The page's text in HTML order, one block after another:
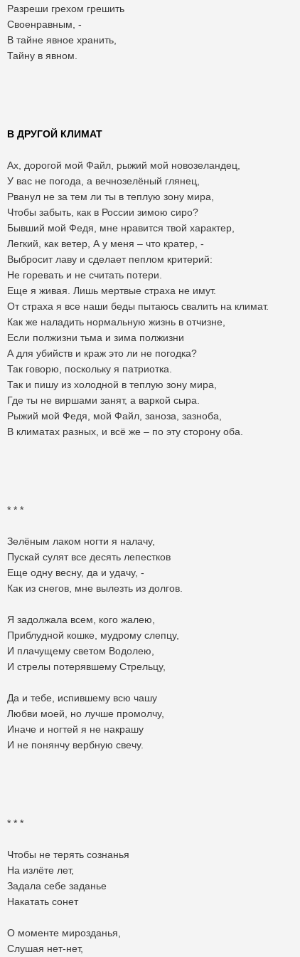
Разреши грехом грешить
Своенравным, -
В тайне явное хранить,
Тайну в явном.
В ДРУГОЙ КЛИМАТ
Ах, дорогой мой Файл, рыжий мой новозеландец,
У вас не погода, а вечнозелёный глянец,
Рванул не за тем ли ты в теплую зону мира,
Чтобы забыть, как в России зимою сиро?
Бывший мой Федя, мне нравится твой характер,
Легкий, как ветер, А у меня – что кратер, -
Выбросит лаву и сделает пеплом критерий:
Не горевать и не считать потери.
Еще я живая. Лишь мертвые страха не имут.
От страха я все наши беды пытаюсь свалить на климат.
Как же наладить нормальную жизнь в отчизне,
Если полжизни тьма и зима полжизни
А для убийств и краж это ли не погодка?
Так говорю, поскольку я патриотка.
Так и пишу из холодной в теплую зону мира,
Где ты не виршами занят, а варкой сыра.
Рыжий мой Федя, мой Файл, заноза, зазноба,
В климатах разных, и всё же – по эту сторону оба.
* * *
Зелёным лаком ногти я налачу,
Пускай сулят все десять лепестков
Еще одну весну, да и удачу, -
Как из снегов, мне вылезть из долгов.
Я задолжала всем, кого жалею,
Приблудной кошке, мудрому слепцу,
И плачущему светом Водолею,
И стрелы потерявшему Стрельцу,
Да и тебе, испившему всю чашу
Любви моей, но лучше промолчу,
Иначе и ногтей я не накрашу
И не понянчу вербную свечу.
* * *
Чтобы не терять сознанья
На излёте лет,
Задала себе заданье
Накатать сонет
О моменте мирозданья,
Слушая нет-нет,